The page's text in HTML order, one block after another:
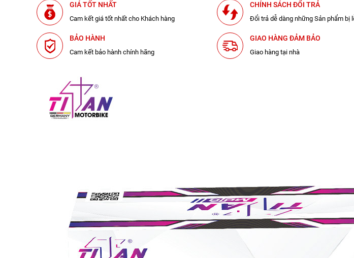
GIÁ TỐT NHẤT
Cam kết giá tốt nhất cho Khách hàng
CHÍNH SÁCH ĐỔI TRẢ
Đổi trả dễ dàng những Sản phẩm bị
BẢO HÀNH
Cam kết bảo hành chính hãng
GIAO HÀNG ĐẢM BẢO
Giao hàng tại nhà